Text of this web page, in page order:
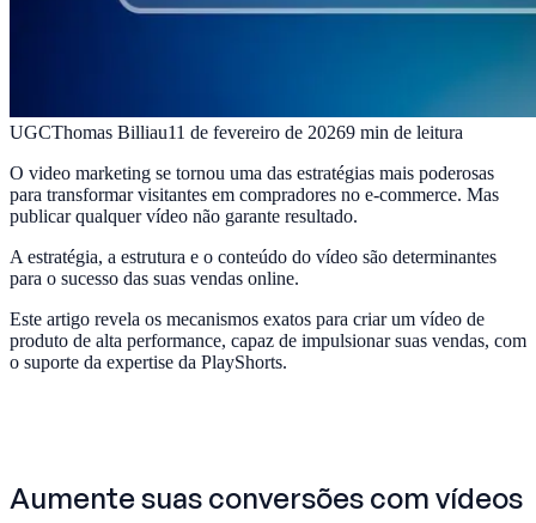
UGCThomas Billiau11 de fevereiro de 20269 min de leitura
O video marketing se tornou uma das estratégias mais poderosas
para transformar visitantes em compradores no e-commerce. Mas
publicar qualquer vídeo não garante resultado.
A estratégia, a estrutura e o conteúdo do vídeo são determinantes
para o sucesso das suas vendas online.
Este artigo revela os mecanismos exatos para criar um vídeo de
produto de alta performance, capaz de impulsionar suas vendas, com
o suporte da expertise da PlayShorts.
Aumente suas conversões com vídeos